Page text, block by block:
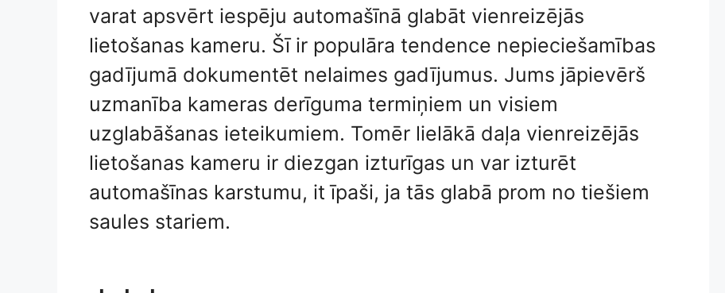
varat apsvērt iespēju automašīnā glabāt vienreizējās
lietošanas kameru. Šī ir populāra tendence nepieciešamības
gadījumā dokumentēt nelaimes gadījumus. Jums jāpievērš
uzmanība kameras derīguma termiņiem un visiem
uzglabāšanas ieteikumiem. Tomēr lielākā daļa vienreizējās
lietošanas kameru ir diezgan izturīgas un var izturēt
automašīnas karstumu, it īpaši, ja tās glabā prom no tiešiem
saules stariem.